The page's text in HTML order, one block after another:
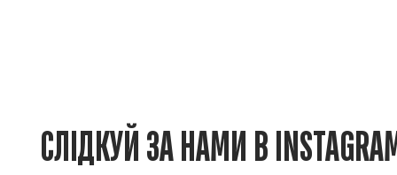
СЛІДКУЙ ЗА НАМИ В